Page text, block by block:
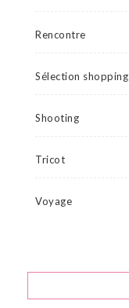
Rencontre
Sélection shopping
Shooting
Tricot
Voyage